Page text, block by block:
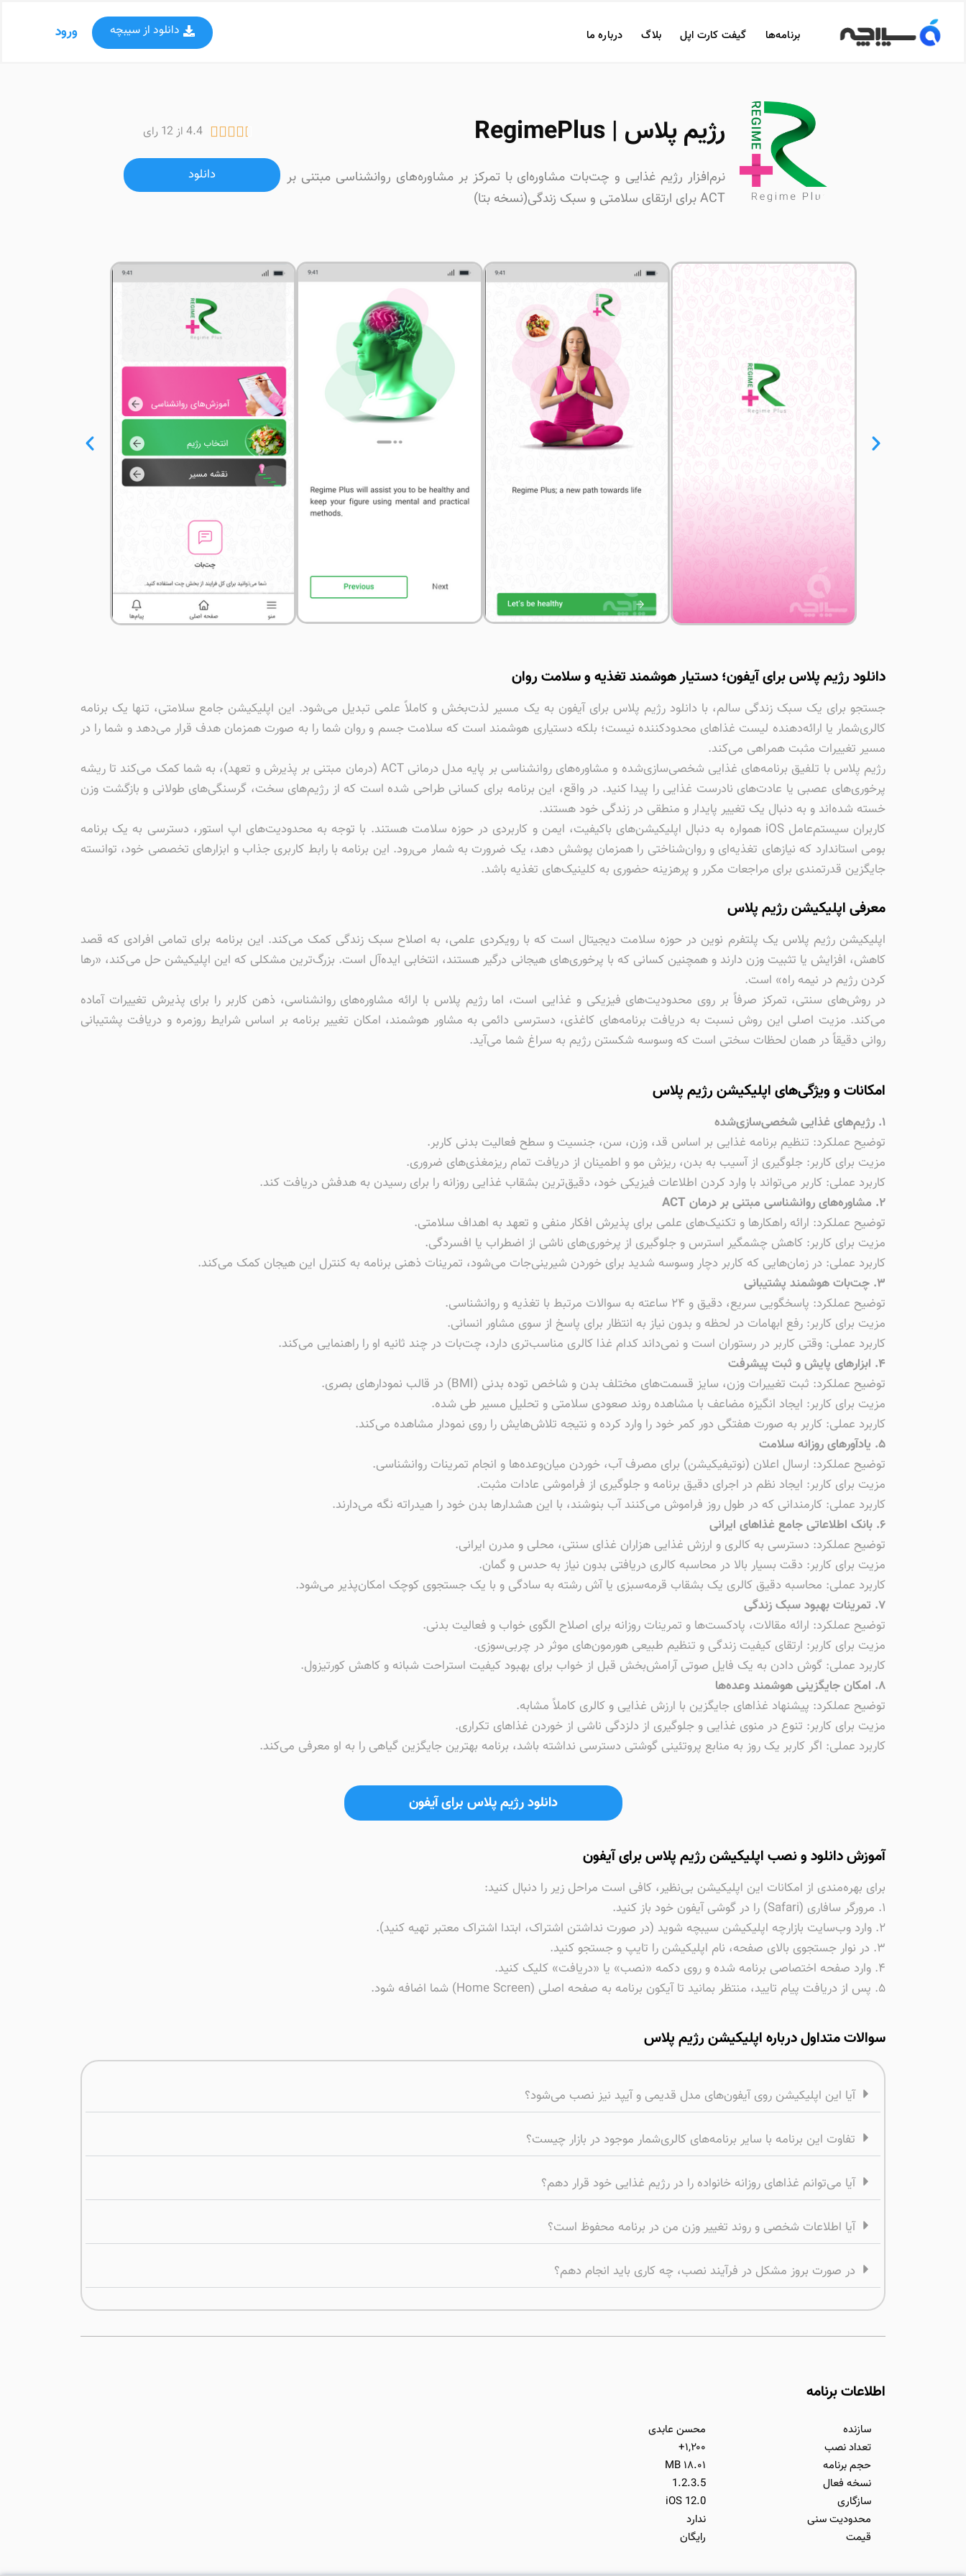
ورود دانلود از سیبچه برنامه‌ها گیفت کارت اپل بلاگ درباره ما
4.4 از 12 رای 
دانلود
رژیم پلاس | RegimePlus
نرم‌افزار رژیم غذایی و چت‌بات مشاوره‌ای با تمرکز بر مشاوره‌های روانشناسی مبتنی بر
ACT برای ارتقای سلامتی و سبک زندگی(نسخه بتا)
دانلود رژیم پلاس برای آیفون؛ دستیار هوشمند تغذیه و سلامت روان
جستجو برای یک سبک زندگی سالم، با دانلود رژیم پلاس برای آیفون به یک مسیر لذت‌بخش و کاملاً علمی تبدیل می‌شود. این اپلیکیشن جامع سلامتی، تنها یک برنامه
کالری‌شمار یا ارائه‌دهنده لیست غذاهای محدودکننده نیست؛ بلکه دستیاری هوشمند است که سلامت جسم و روان شما را به صورت همزمان هدف قرار می‌دهد و شما را در
مسیر تغییرات مثبت همراهی می‌کند.
رژیم پلاس با تلفیق برنامه‌های غذایی شخصی‌سازی‌شده و مشاوره‌های روانشناسی بر پایه مدل درمانی ACT (درمان مبتنی بر پذیرش و تعهد)، به شما کمک می‌کند تا ریشه
پرخوری‌های عصبی یا عادت‌های نادرست غذایی را پیدا کنید. در واقع، این برنامه برای کسانی طراحی شده است که از رژیم‌های سخت، گرسنگی‌های طولانی و بازگشت وزن
خسته شده‌اند و به دنبال یک تغییر پایدار و منطقی در زندگی خود هستند.
کاربران سیستم‌عامل iOS همواره به دنبال اپلیکیشن‌های باکیفیت، ایمن و کاربردی در حوزه سلامت هستند. با توجه به محدودیت‌های اپ استور، دسترسی به یک برنامه
بومی استاندارد که نیازهای تغذیه‌ای و روان‌شناختی را همزمان پوشش دهد، یک ضرورت به شمار می‌رود. این برنامه با رابط کاربری جذاب و ابزارهای تخصصی خود، توانسته
جایگزین قدرتمندی برای مراجعات مکرر و پرهزینه حضوری به کلینیک‌های تغذیه باشد.
معرفی اپلیکیشن رژیم پلاس
اپلیکیشن رژیم پلاس یک پلتفرم نوین در حوزه سلامت دیجیتال است که با رویکردی علمی، به اصلاح سبک زندگی کمک می‌کند. این برنامه برای تمامی افرادی که قصد
کاهش، افزایش یا تثبیت وزن دارند و همچنین کسانی که با پرخوری‌های هیجانی درگیر هستند، انتخابی ایده‌آل است. بزرگ‌ترین مشکلی که این اپلیکیشن حل می‌کند، «رها
کردن رژیم در نیمه راه» است.
در روش‌های سنتی، تمرکز صرفاً بر روی محدودیت‌های فیزیکی و غذایی است، اما رژیم پلاس با ارائه مشاوره‌های روانشناسی، ذهن کاربر را برای پذیرش تغییرات آماده
می‌کند. مزیت اصلی این روش نسبت به دریافت برنامه‌های کاغذی، دسترسی دائمی به مشاور هوشمند، امکان تغییر برنامه بر اساس شرایط روزمره و دریافت پشتیبانی
روانی دقیقاً در همان لحظات سختی است که وسوسه شکستن رژیم به سراغ شما می‌آید.
امکانات و ویژگی‌های اپلیکیشن رژیم پلاس
۱. رژیم‌های غذایی شخصی‌سازی‌شده
توضیح عملکرد: تنظیم برنامه غذایی بر اساس قد، وزن، سن، جنسیت و سطح فعالیت بدنی کاربر.
مزیت برای کاربر: جلوگیری از آسیب به بدن، ریزش مو و اطمینان از دریافت تمام ریزمغذی‌های ضروری.
کاربرد عملی: کاربر می‌تواند با وارد کردن اطلاعات فیزیکی خود، دقیق‌ترین بشقاب غذایی روزانه را برای رسیدن به هدفش دریافت کند.
۲. مشاوره‌های روانشناسی مبتنی بر درمان ACT
توضیح عملکرد: ارائه راهکارها و تکنیک‌های علمی برای پذیرش افکار منفی و تعهد به اهداف سلامتی.
مزیت برای کاربر: کاهش چشمگیر استرس و جلوگیری از پرخوری‌های ناشی از اضطراب یا افسردگی.
کاربرد عملی: در زمان‌هایی که کاربر دچار وسوسه شدید برای خوردن شیرینی‌جات می‌شود، تمرینات ذهنی برنامه به کنترل این هیجان کمک می‌کند.
۳. چت‌بات هوشمند پشتیبانی
توضیح عملکرد: پاسخگویی سریع، دقیق و ۲۴ ساعته به سوالات مرتبط با تغذیه و روانشناسی.
مزیت برای کاربر: رفع ابهامات در لحظه و بدون نیاز به انتظار برای پاسخ از سوی مشاور انسانی.
کاربرد عملی: وقتی کاربر در رستوران است و نمی‌داند کدام غذا کالری مناسب‌تری دارد، چت‌بات در چند ثانیه او را راهنمایی می‌کند.
۴. ابزارهای پایش و ثبت پیشرفت
توضیح عملکرد: ثبت تغییرات وزن، سایز قسمت‌های مختلف بدن و شاخص توده بدنی (BMI) در قالب نمودارهای بصری.
مزیت برای کاربر: ایجاد انگیزه مضاعف با مشاهده روند صعودی سلامتی و تحلیل مسیر طی شده.
کاربرد عملی: کاربر به صورت هفتگی دور کمر خود را وارد کرده و نتیجه تلاش‌هایش را روی نمودار مشاهده می‌کند.
۵. یادآورهای روزانه سلامت
توضیح عملکرد: ارسال اعلان (نوتیفیکیشن) برای مصرف آب، خوردن میان‌وعده‌ها و انجام تمرینات روانشناسی.
مزیت برای کاربر: ایجاد نظم در اجرای دقیق برنامه و جلوگیری از فراموشی عادات مثبت.
کاربرد عملی: کارمندانی که در طول روز فراموش می‌کنند آب بنوشند، با این هشدارها بدن خود را هیدراته نگه می‌دارند.
۶. بانک اطلاعاتی جامع غذاهای ایرانی
توضیح عملکرد: دسترسی به کالری و ارزش غذایی هزاران غذای سنتی، محلی و مدرن ایرانی.
مزیت برای کاربر: دقت بسیار بالا در محاسبه کالری دریافتی بدون نیاز به حدس و گمان.
کاربرد عملی: محاسبه دقیق کالری یک بشقاب قرمه‌سبزی یا آش رشته به سادگی و با یک جستجوی کوچک امکان‌پذیر می‌شود.
۷. تمرینات بهبود سبک زندگی
توضیح عملکرد: ارائه مقالات، پادکست‌ها و تمرینات روزانه برای اصلاح الگوی خواب و فعالیت بدنی.
مزیت برای کاربر: ارتقای کیفیت زندگی و تنظیم طبیعی هورمون‌های موثر در چربی‌سوزی.
کاربرد عملی: گوش دادن به یک فایل صوتی آرامش‌بخش قبل از خواب برای بهبود کیفیت استراحت شبانه و کاهش کورتیزول.
۸. امکان جایگزینی هوشمند وعده‌ها
توضیح عملکرد: پیشنهاد غذاهای جایگزین با ارزش غذایی و کالری کاملاً مشابه.
مزیت برای کاربر: تنوع در منوی غذایی و جلوگیری از دلزدگی ناشی از خوردن غذاهای تکراری.
کاربرد عملی: اگر کاربر یک روز به منابع پروتئینی گوشتی دسترسی نداشته باشد، برنامه بهترین جایگزین گیاهی را به او معرفی می‌کند.
دانلود رژیم پلاس برای آیفون
آموزش دانلود و نصب اپلیکیشن رژیم پلاس برای آیفون
برای بهره‌مندی از امکانات این اپلیکیشن بی‌نظیر، کافی است مراحل زیر را دنبال کنید:
۱. مرورگر سافاری (Safari) را در گوشی آیفون خود باز کنید.
۲. وارد وب‌سایت بازارچه اپلیکیشن سیبچه شوید (در صورت نداشتن اشتراک، ابتدا اشتراک معتبر تهیه کنید).
۳. در نوار جستجوی بالای صفحه، نام اپلیکیشن را تایپ و جستجو کنید.
۴. وارد صفحه اختصاصی برنامه شده و روی دکمه «نصب» یا «دریافت» کلیک کنید.
۵. پس از دریافت پیام تایید، منتظر بمانید تا آیکون برنامه به صفحه اصلی (Home Screen) شما اضافه شود.
سوالات متداول درباره اپلیکیشن رژیم پلاس
آیا این اپلیکیشن روی آیفون‌های مدل قدیمی و آیپد نیز نصب می‌شود؟
تفاوت این برنامه با سایر برنامه‌های کالری‌شمار موجود در بازار چیست؟
آیا می‌توانم غذاهای روزانه خانواده را در رژیم غذایی خود قرار دهم؟
آیا اطلاعات شخصی و روند تغییر وزن من در برنامه محفوظ است؟
در صورت بروز مشکل در فرآیند نصب، چه کاری باید انجام دهم؟
اطلاعات برنامه
محسن عابدی
۱,۲۰۰+
۱۸.۰۱ MB
1.2.3.5
iOS 12.0
ندارد
رایگان
سازنده
تعداد نصب
حجم برنامه
نسخه فعال
سازگاری
محدودیت سنی
قیمت